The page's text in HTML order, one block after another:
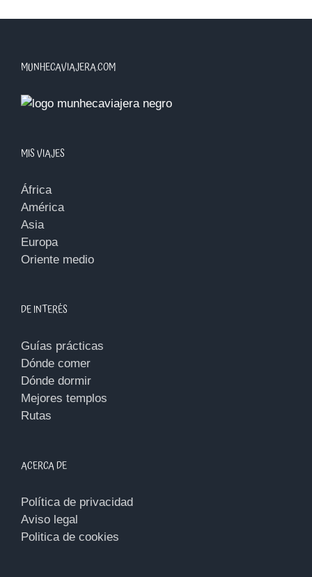
MUNHECAVIAJERA.COM
MIS VIAJES
África
América
Asia
Europa
Oriente medio
DE INTERÉS
Guías prácticas
Dónde comer
Dónde dormir
Mejores templos
Rutas
ACERCA DE
Política de privacidad
Aviso legal
Politica de cookies